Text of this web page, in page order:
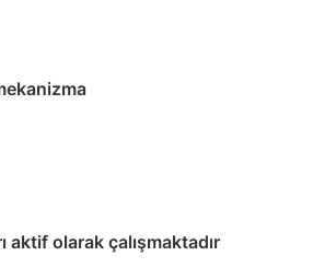
aktif olarak çalışmaktadır